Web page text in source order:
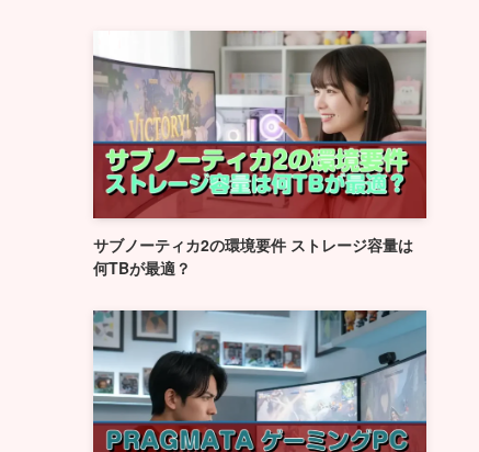
サブノーティカ2の環境要件 ストレージ容量は
何TBが最適？